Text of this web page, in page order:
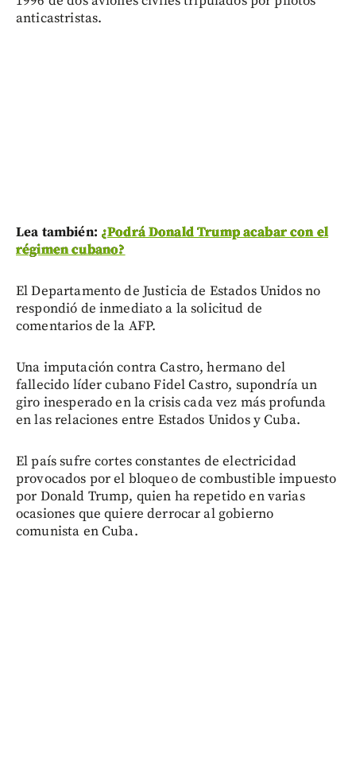
anticastristas.
Lea también: ¿Podrá Donald Trump acabar con el
régimen cubano?
El Departamento de Justicia de Estados Unidos no
respondió de inmediato a la solicitud de
comentarios de la AFP.
Una imputación contra Castro, hermano del
fallecido líder cubano Fidel Castro, supondría un
giro inesperado en la crisis cada vez más profunda
en las relaciones entre Estados Unidos y Cuba.
El país sufre cortes constantes de electricidad
provocados por el bloqueo de combustible impuesto
por Donald Trump, quien ha repetido en varias
ocasiones que quiere derrocar al gobierno
comunista en Cuba.